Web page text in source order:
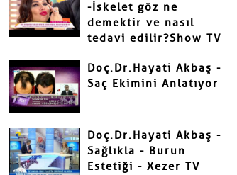
-İskelet göz ne
demektir ve nasıl
tedavi edilir?Show TV
Doç.Dr.Hayati Akbaş -
Saç Ekimini Anlatıyor
Doç.Dr.Hayati Akbaş -
Sağlıkla - Burun
Estetiği - Xezer TV